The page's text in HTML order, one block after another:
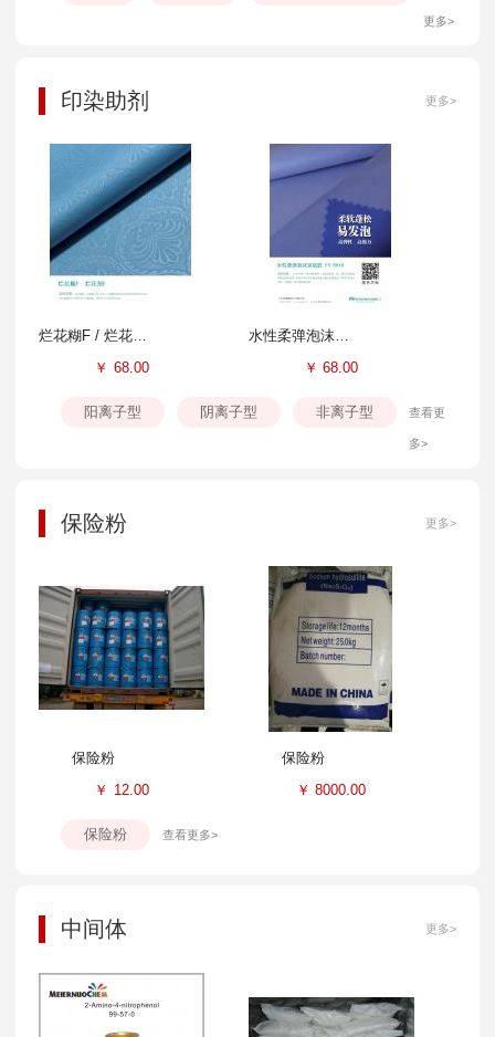
更多>
印染助剂 更多>
烂花糊F / 烂花剂E
￥ 68.00
水性柔弹泡沫涂层胶FS-804B
￥ 68.00
阳离子型 阴离子型 非离子型 查看更
多>
保险粉 更多>
保险粉
￥ 12.00
保险粉
￥ 8000.00
保险粉 查看更多>
中间体 更多>